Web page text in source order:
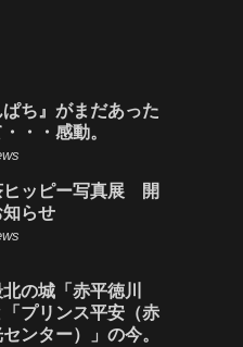
ぱち』がまだあった
・・感動。
ヒッピー写真展 開
らせ
北の城「赤平徳川
プリンス平安（赤
ンター）」の今。